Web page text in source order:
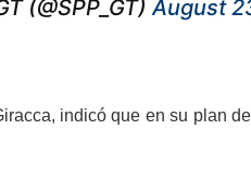
(@SPP_GT) August
indicó que en su plan